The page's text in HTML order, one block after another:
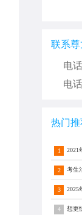
联系
电
电
热门推
1 2021
2
3 2025
4